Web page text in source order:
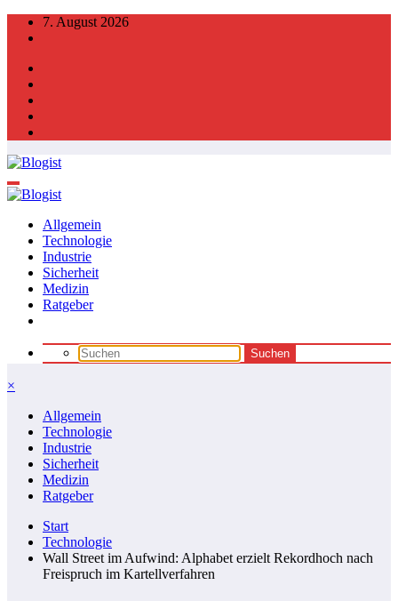
Zum
Inhalt
7. August 2026
Allgemein
Technologie
Industrie
Sicherheit
Medizin
Ratgeber
×
Allgemein
Technologie
Industrie
Sicherheit
Medizin
Ratgeber
Start
Technologie
Wall Street im Aufwind: Alphabet erzielt Rekordhoch nach
Freispruch im Kartellverfahren